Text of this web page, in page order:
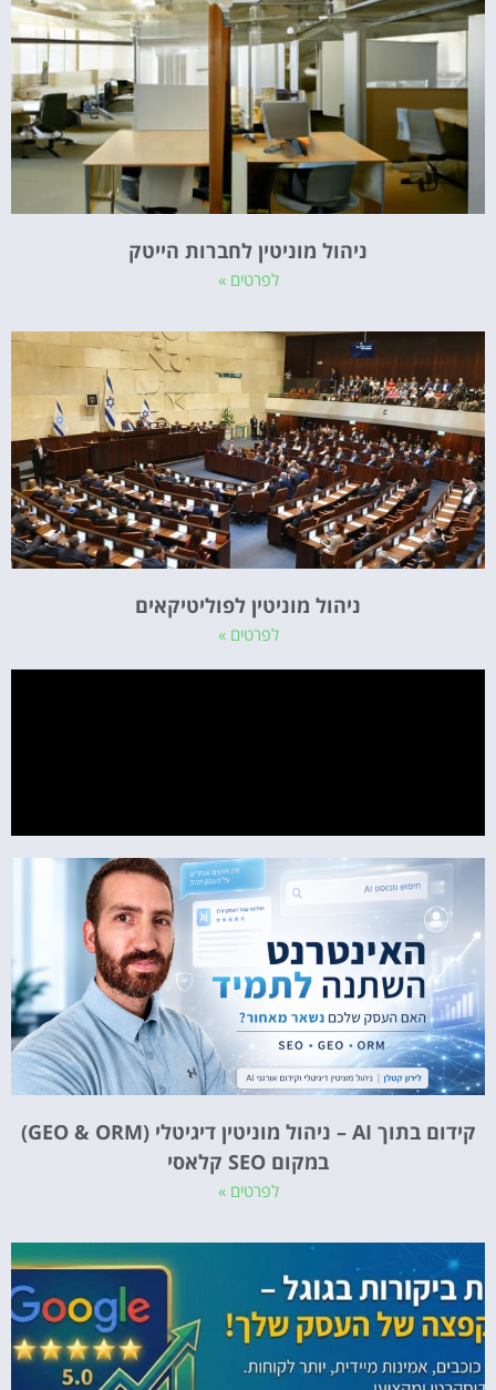
ניהול מוניטין לחברות הייטק
לפרטים »
ניהול מוניטין לפוליטיקאים
לפרטים »
קידום בתוך AI – ניהול מוניטין דיגיטלי (GEO & ORM)
במקום SEO קלאסי
לפרטים »